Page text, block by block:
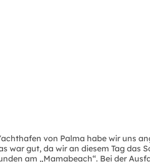
von Palma habe wir uns
war gut, da wir an diesem Tag das
am „Mamabeach“. Bei der